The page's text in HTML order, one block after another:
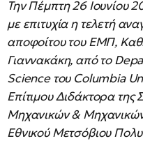
Την Πέμπτη 26 Ιουνίου
με επιτυχία η τελετή
αποφοίτου του ΕΜΠ,
Γιαννακάκη, από το
Science του Columbia
Επίτιμου Διδάκτορα
Μηχανικών &
Εθνικού Μετσόβιου